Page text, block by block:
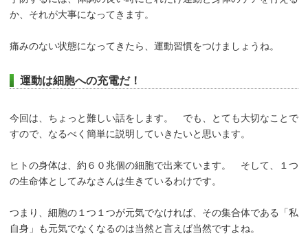
か、それが大事になってきます。
痛みのない状態になってきたら、運動習慣をつけましょうね。
運動は細胞への充電だ！
今回は、ちょっと難しい話をします。 でも、とても大切なことで
すので、なるべく簡単に説明していきたいと思います。
ヒトの身体は、約６０兆個の細胞で出来ています。 そして、１つ
の生命体としてみなさんは生きているわけです。
つまり、細胞の１つ１つが元気でなければ、その集合体である「私
自身」も元気でなくなるのは当然と言えば当然ですよね。